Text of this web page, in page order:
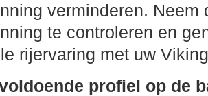
verminderen. Neem
te controleren en
rijervaring met uw
profiel op de